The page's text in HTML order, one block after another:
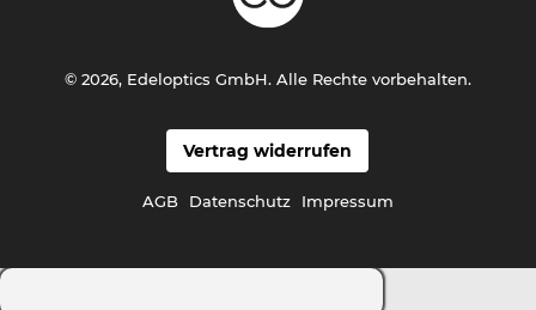
Vertrag widerrufen
AGB Datenschutz Impressum
© 2026, Edeloptics GmbH. Alle Rechte vorbehalten.